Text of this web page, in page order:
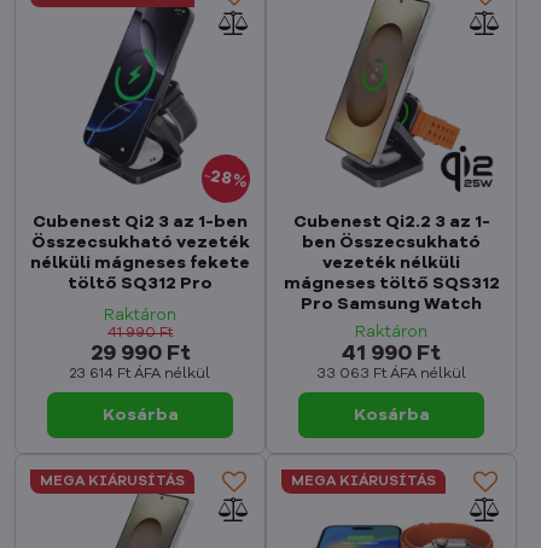
28%
Cubenest Qi2 3 az 1-ben
Összecsukható vezeték
nélküli mágneses fekete
töltő SQ312 Pro
Raktáron
29 990 Ft
23 614 Ft ÁFA nélkül
41 990 Ft
Kosárba
Cubenest Qi2.2 3 az 1-
ben Összecsukható
vezeték nélküli
mágneses töltő SQS312
Pro Samsung Watch
Raktáron
41 990 Ft
33 063 Ft ÁFA nélkül
Kosárba
MEGA KIÁRUSÍTÁS MEGA KIÁRUSÍTÁS